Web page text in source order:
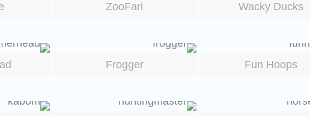
Wacky Ducks
ZooFari
Fun Hoops
Frogger